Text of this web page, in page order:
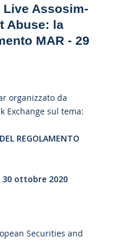
Live Assosim-
Abuse: la
MAR - 29
organizzato da
Exchange sul tema:
REGOLAMENTO
ottobre 2020
Securities and